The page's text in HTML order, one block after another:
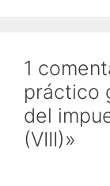
1
práctico
del
(VIII)»